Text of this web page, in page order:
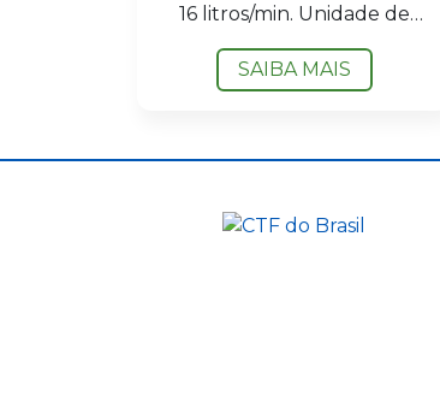
16 litros/min. Unidade de
Dimensões (largura x...
SAIBA MAIS